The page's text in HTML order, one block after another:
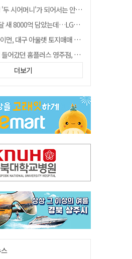
시어머니'가 되어서는 안된다
억 담았는데…LG이노텍 목표주가는 왜 엇갈릴까
구 아울렛 토지매매 계약 체결… 사업 본궤도
홈플러스 영주점, 7일 영업 재개…지하 1층만 운영
새마을봉사과장, 제28대 울릉군 부군수 취임
사 몰카' 아들 폰 부수고…"처벌 못하는 사안" 내부망에 글
'봉'"…하이닉스 솔리다임 상장설에 술렁[개미와글와글]
별도 일정 수행 직원도…보고서엔 '공식일정 참석'
더보기